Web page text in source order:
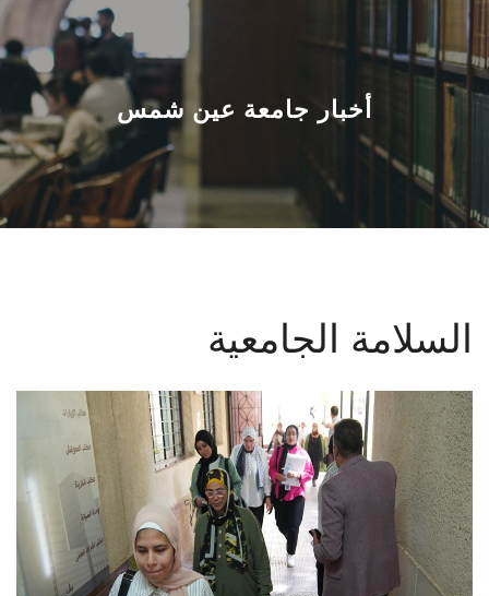
عن الجامعة
القطاعـات
الشئون الأكاديمية
البحث العلمي
الأنظمة الذكية
تواصل معنا
الطلاب
أخبار جامعة عين شمس
السلامة الجامعية